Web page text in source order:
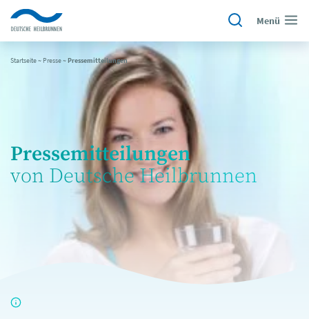
Menü
Startseite~ Presse~Pressemitteilungen
Pressemitteilungen
von Deutsche Heilbrunnen